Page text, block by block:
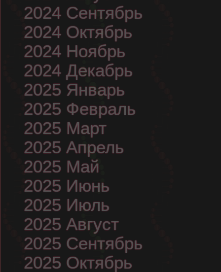
2024 Сентябрь
2024 Октябрь
2024 Ноябрь
2024 Декабрь
2025 Январь
2025 Февраль
2025 Март
2025 Апрель
2025 Май
2025 Июнь
2025 Июль
2025 Август
2025 Сентябрь
2025 Октябрь